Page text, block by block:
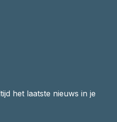
het laatste nieuws in je